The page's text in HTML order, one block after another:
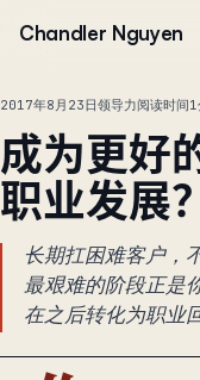
Chandler Nguyen
2017年8月23日领导力阅读时间
成为更好
职业发展？
长期扛困难客户，
最艰难的阶段正是
在之后转化为职业